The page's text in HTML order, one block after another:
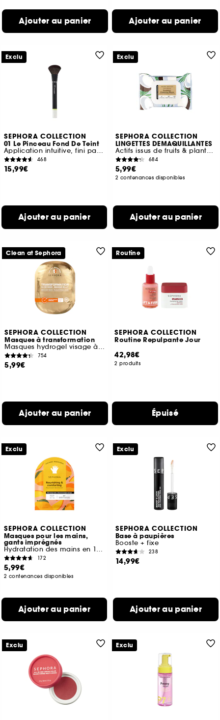
Ajouter au panier Ajouter au panier
SEPHORA COLLECTION
01 Le Pinceau Fond De Teint
Application intuitive, fini parfait
468
15,99€
Ajouter au panier
Exclu
SEPHORA COLLECTION
LINGETTES DEMAQUILLANTES
Actifs issus de fruits & plantes + Lotion micellaire
684
5,99€
2 contenances disponibles
Ajouter au panier
Exclu
SEPHORA COLLECTION
Masques à transformation
Masques hydrogel visage à la Vitamine C
754
5,99€
Ajouter au panier
Clean at Sephora
SEPHORA COLLECTION
Routine Repulpante Jour
42,98€
2 produits
Épuisé
Routine
SEPHORA COLLECTION
Masques pour les mains,
gants imprégnés
Hydratation des mains en 15 minutes
172
5,99€
2 contenances disponibles
Ajouter au panier
Exclu
SEPHORA COLLECTION
Base à paupières
Booste + fixe
238
14,99€
Ajouter au panier
Exclu
Exclu Exclu